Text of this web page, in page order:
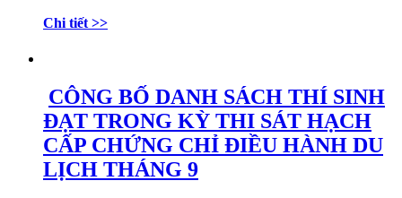
Chi tiết >>
CÔNG BỐ DANH SÁCH THÍ SINH
ĐẠT TRONG KỲ THI SÁT HẠCH
CẤP CHỨNG CHỈ ĐIỀU HÀNH DU
LỊCH THÁNG 9